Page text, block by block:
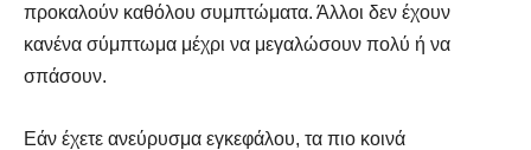
προκαλούν καθόλου συμπτώματα. Άλλοι δεν έχουν
κανένα σύμπτωμα μέχρι να μεγαλώσουν πολύ ή να
σπάσουν.
Εάν έχετε ανεύρυσμα εγκεφάλου, τα πιο κοινά